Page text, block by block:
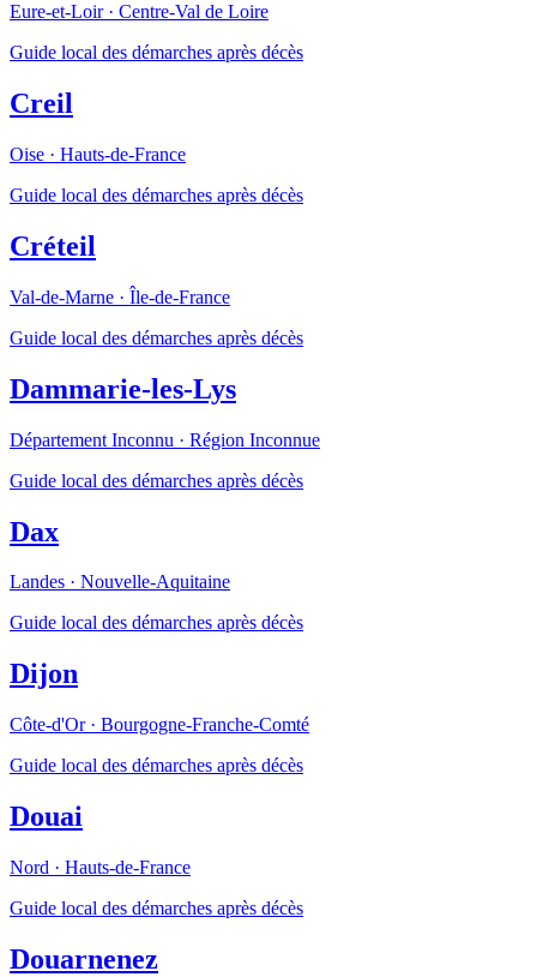
Eure-et-Loir· Centre-Val de Loire
Guide local des démarches après décès
Creil
Oise · Hauts-de-France
Guide local des démarches après décès
Créteil
Val-de-Marne · Île-de-France
Guide local des démarches après décès
Dammarie-les-Lys
Département Inconnu · Région Inconnue
Guide local des démarches après décès
Dax
Landes · Nouvelle-Aquitaine
Guide local des démarches après décès
Dijon
Côte-d'Or· Bourgogne-Franche-Comté
Guide local des démarches après décès
Douai
Nord · Hauts-de-France
Guide local des démarches après décès
Douarnenez